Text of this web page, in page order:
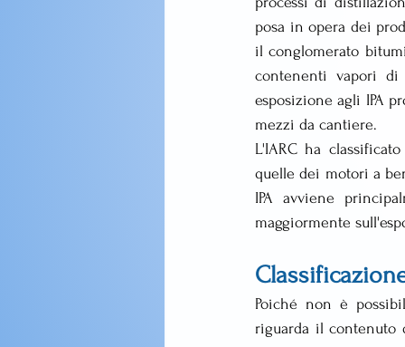
posa in opera dei
il conglomerato
contenenti vapori di
esposizione agli IPA
mezzi da cantiere.
L'IARC ha
quelle dei motori a
IPA avviene
maggiormente
Poiché non è
riguarda il contenuto